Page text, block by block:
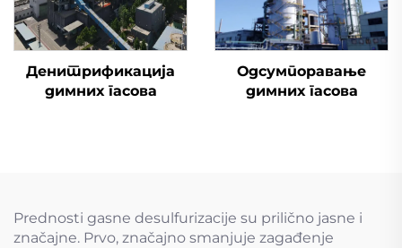
Денитрификација
димних гасова
Одсумпоравање
димних гасова
Prednosti gasne desulfurizacije su prilično jasne i
značajne. Prvo, značajno smanjuje zagađenje